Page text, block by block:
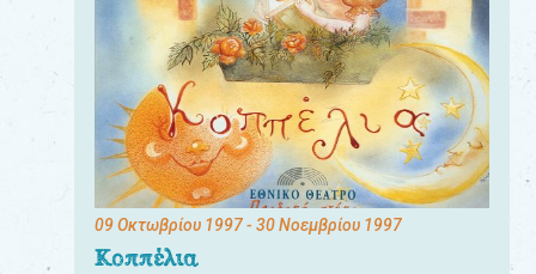
09 Οκτωβρίου 1997- 30 Νοεμβρίου 1997
Κοππέλια